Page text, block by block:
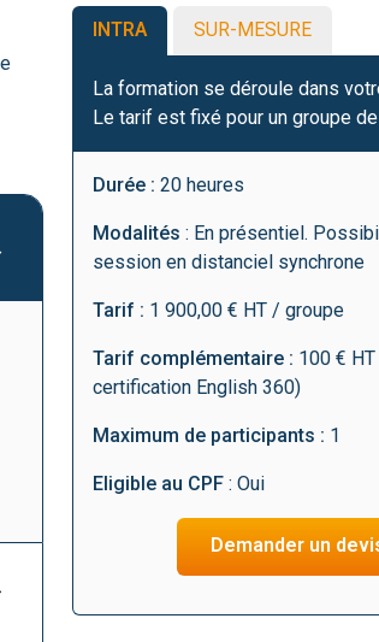
INTRA SUR-MESURE
La formation se déroule dans
Le tarif est fixé pour un groupe
Durée : 20 heures
Modalités : En présentiel.
session en distanciel synchrone
Tarif : 1 900,00 € HT / groupe
Tarif complémentaire : 100 €
certification English 360)
Maximum de participants : 1
Eligible au CPF : Oui
Demander un